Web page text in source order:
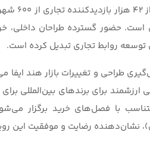
از 32 کشور جهان است. حضور گسترده طراحان
ارزشمند برای برندهای بین‌المللی